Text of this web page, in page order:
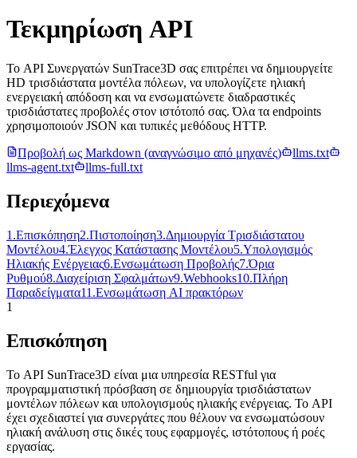
Τεκμηρίωση API
Το API Συνεργατών SunTrace3D σας επιτρέπει να δημιουργείτε
HD τρισδιάστατα μοντέλα πόλεων, να υπολογίζετε ηλιακή
ενεργειακή απόδοση και να ενσωματώνετε διαδραστικές
τρισδιάστατες προβολές στον ιστότοπό σας. Όλα τα endpoints
χρησιμοποιούν JSON και τυπικές μεθόδους HTTP.
Προβολή ως Markdown (αναγνώσιμο από μηχανές)
llms.txt
llms-agent.txt
llms-full.txt
Περιεχόμενα
1 .Επισκόπηση2.Πιστοποίηση3.Δημιουργία Τρισδιάστατου
Μοντέλου4.Έλεγχος Κατάστασης Μοντέλου5.Υπολογισμός
Ηλιακής Ενέργειας6.Ενσωμάτωση Προβολής7.Όρια
Ρυθμού8.Διαχείριση Σφαλμάτων9.Webhooks10.Πλήρη
Παραδείγματα11 .Ενσωμάτωση AI πρακτόρων
1
Επισκόπηση
Το API SunTrace3D είναι μια υπηρεσία RESTful για
προγραμματιστική πρόσβαση σε δημιουργία τρισδιάστατων
μοντέλων πόλεων και υπολογισμούς ηλιακής ενέργειας. Το API
έχει σχεδιαστεί για συνεργάτες που θέλουν να ενσωματώσουν
ηλιακή ανάλυση στις δικές τους εφαρμογές, ιστότοπους ή ροές
εργασίας.